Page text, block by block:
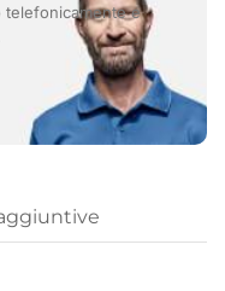
telefonicamente e